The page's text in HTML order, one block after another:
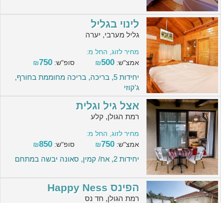
לינוי בגליל
גליל מערבי, יערה
מחיר לזוג, החל מ:
אמצ"ש:
₪500 סופ"ש: ₪750
יחידות 5, בריכה, בריכה מחוממת בחורף,
ג'קוזי
אצל גיל וגלית
רמת הגולן, קלע
מחיר לזוג, החל מ:
אמצ"ש:
₪750 סופ"ש: ₪850
יחידות 2, אח/ קמין, סאונה יבשה במתחם
הפינס Happy Ness
רמת הגולן, חד נס